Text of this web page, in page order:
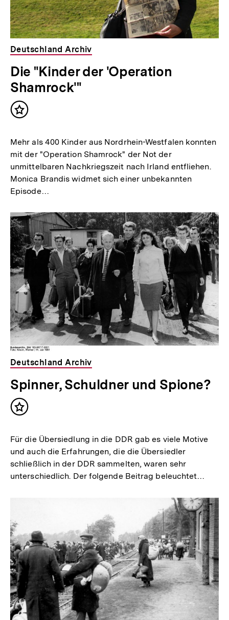
Deutschland Archiv
Die "Kinder der 'Operation
Shamrock'"
Inhalt
Mehr als 400 Kinder aus Nordrhein-Westfalen konnten
mit der "Operation Shamrock" der Not der
unmittelbaren Nachkriegszeit nach Irland entfliehen.
Monica Brandis widmet sich einer unbekannten
Episode…
Deutschland Archiv
Spinner, Schuldner und Spione?
Inhalt
Für die Übersiedlung in die DDR gab es viele Motive
und auch die Erfahrungen, die die Übersiedler
schließlich in der DDR sammelten, waren sehr
unterschiedlich. Der folgende Beitrag beleuchtet…